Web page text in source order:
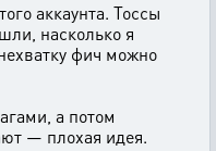
аккаунта. Тоссы
насколько я
фич можно
а потом
— плохая идея.